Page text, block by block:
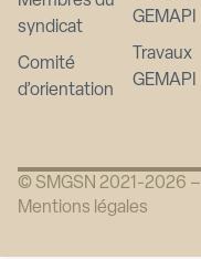
syndicat
Comité
d’orientation
GEMAPI
Travaux
GEMAPI
© SMGSN 2021-2026 –
Mentions légales